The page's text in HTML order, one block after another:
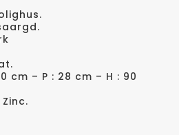
cm – P : 28 cm – H : 90